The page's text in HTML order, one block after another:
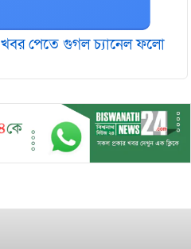
খবর পেতে গুগল চ‌্যানেল ফলো